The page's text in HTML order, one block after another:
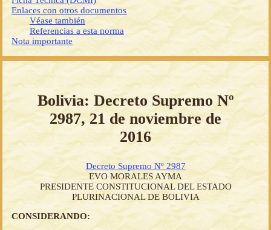
Enlaces con otros documentos
Véase también
Referencias a esta norma
Nota importante
Bolivia: Decreto Supremo Nº
2987, 21 de noviembre de
2016
Decreto Supremo Nº 2987
EVO MORALES AYMA
PRESIDENTE CONSTITUCIONAL DEL ESTADO
PLURINACIONAL DE BOLIVIA
CONSIDERANDO: